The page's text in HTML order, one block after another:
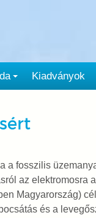
Kiadványok
a fosszilis
az elektromosra
Magyarország)
és a